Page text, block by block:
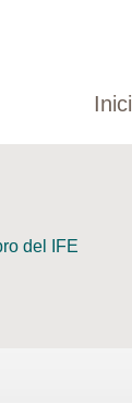
del IFE